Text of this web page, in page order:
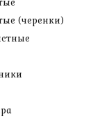
(черенки)